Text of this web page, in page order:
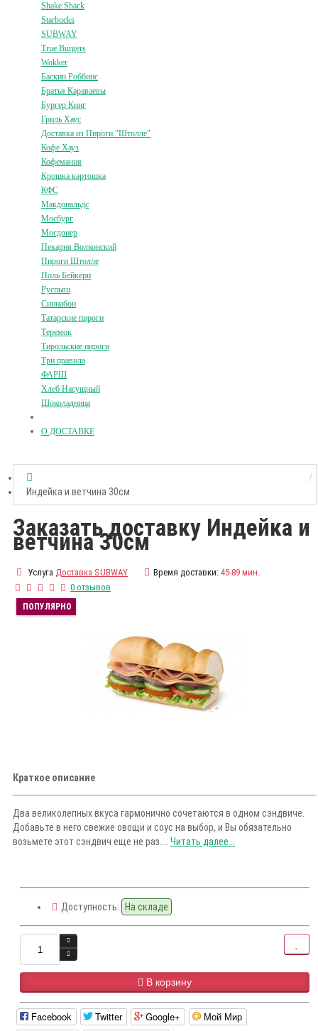
Shake Shack
Starbucks
SUBWAY
True Burgers
Wokker
Баскин Роббинс
Братья Караваевы
Бургер Кинг
Гриль Хаус
Доставка из Пироги "Штолле"
Кофе Хауз
Кофемания
Крошка картошка
КФС
Макдональдс
Мосбург
Мосдонер
Пекарня Волконский
Пироги Штолле
Поль Бейкери
Руспыш
Синнабон
Татарские пироги
Теремок
Тирольские пироги
Три правила
ФАРШ
Хлеб Насущный
Шоколадница
О ДОСТАВКЕ
Индейка и ветчина 30см
Заказать доставку Индейка и
ветчина 30см
Услуга Доставка SUBWAY Время доставки: 45-89 мин.
0 отзывов
ПОПУЛЯРНО
Краткое описание
Два великолепных вкуса гармонично сочетаются в одном сэндвиче.
Добавьте в него свежие овощи и соус на выбор, и Вы обязательно
возьмете этот сэндвич еще не раз.... Читать далее...
Доступность: На складе
В корзину
Facebook Twitter Google+ Мой Мир